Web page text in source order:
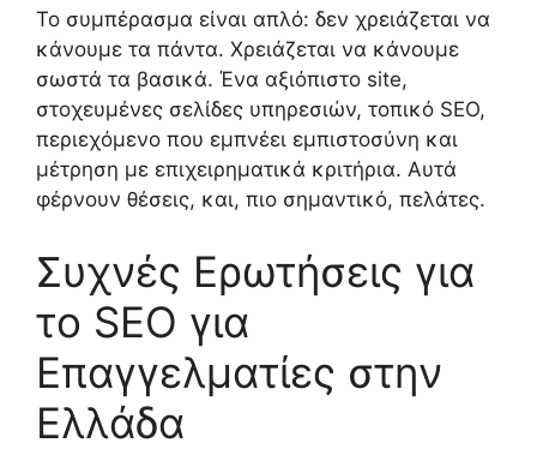
Το συμπέρασμα είναι απλό: δεν χρειάζεται να
κάνουμε τα πάντα. Χρειάζεται να κάνουμε
σωστά τα βασικά. Ένα αξιόπιστο site,
στοχευμένες σελίδες υπηρεσιών, τοπικό SEO,
περιεχόμενο που εμπνέει εμπιστοσύνη και
μέτρηση με επιχειρηματικά κριτήρια. Αυτά
φέρνουν θέσεις, και, πιο σημαντικό, πελάτες.
Συχνές Ερωτήσεις για
το SEO για
Επαγγελματίες στην
Ελλάδα